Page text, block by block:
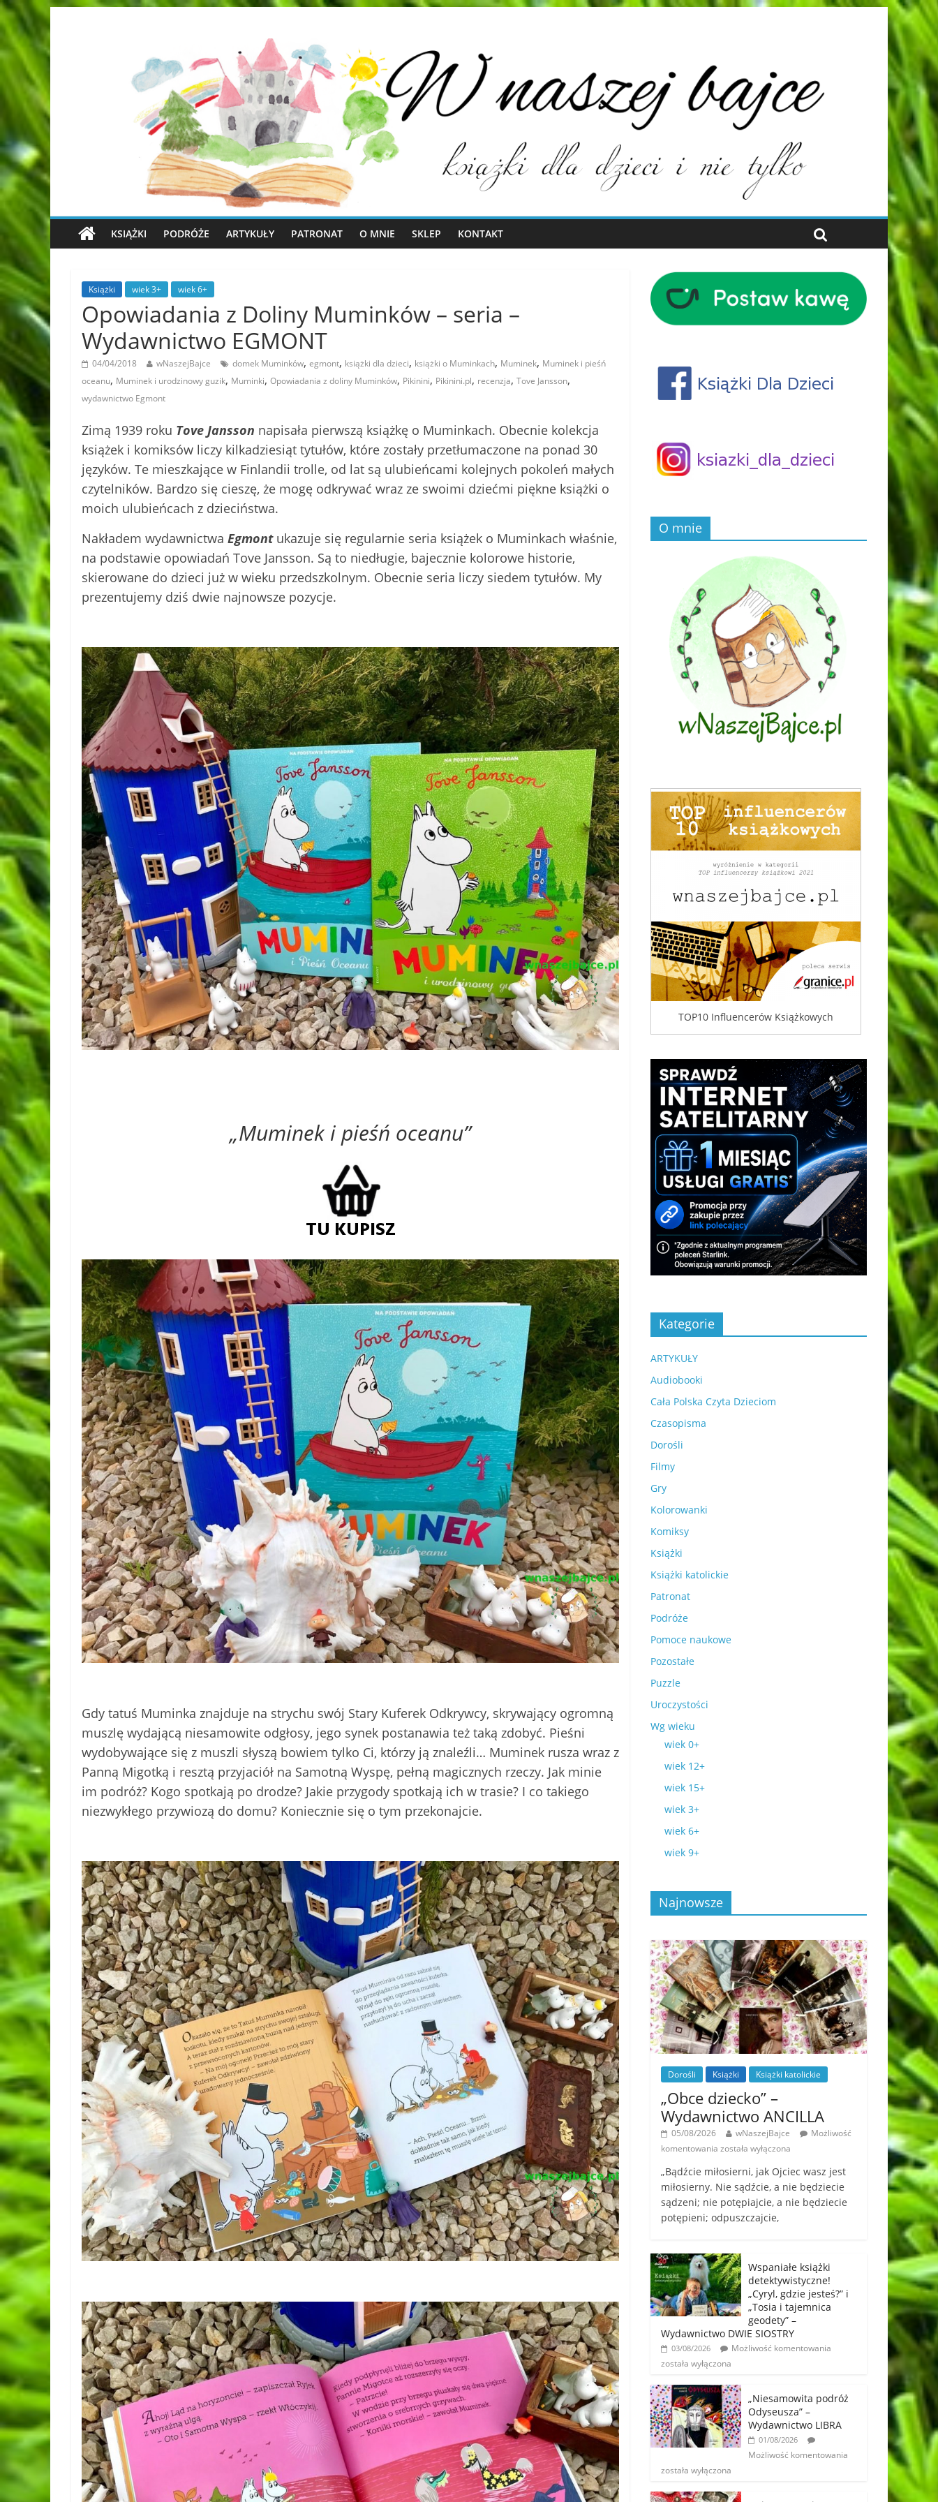
KSIĄŻKI PODRÓŻE ARTYKUŁY PATRONAT O MNIE SKLEP KONTAKT
Książki wiek 3+ wiek 6+
Opowiadania z Doliny Muminków – seria –
Wydawnictwo EGMONT
04/04/2018 wNaszejBajce domek Muminków, egmont, książki dla dzieci, książki o Muminkach, Muminek, Muminek i pieśń
oceanu, Muminek i urodzinowy guzik, Muminki, Opowiadania z doliny Muminków, Pikinini, Pikinini.pl, recenzja, Tove Jansson,
wydawnictwo Egmont
Zimą 1939 roku Tove Jansson napisała pierwszą książkę o Muminkach. Obecnie kolekcja
książek i komiksów liczy kilkadziesiąt tytułów, które zostały przetłumaczone na ponad 30
języków. Te mieszkające w Finlandii trolle, od lat są ulubieńcami kolejnych pokoleń małych
czytelników. Bardzo się cieszę, że mogę odkrywać wraz ze swoimi dziećmi piękne książki o
moich ulubieńcach z dzieciństwa.
Nakładem wydawnictwa Egmont ukazuje się regularnie seria książek o Muminkach właśnie,
na podstawie opowiadań Tove Jansson. Są to niedługie, bajecznie kolorowe historie,
skierowane do dzieci już w wieku przedszkolnym. Obecnie seria liczy siedem tytułów. My
prezentujemy dziś dwie najnowsze pozycje.
„Muminek i pieśń oceanu”
Gdy tatuś Muminka znajduje na strychu swój Stary Kuferek Odkrywcy, skrywający ogromną
muszlę wydającą niesamowite odgłosy, jego synek postanawia też taką zdobyć. Pieśni
wydobywające się z muszli słyszą bowiem tylko Ci, którzy ją znaleźli… Muminek rusza wraz z
Panną Migotką i resztą przyjaciół na Samotną Wyspę, pełną magicznych rzeczy. Jak minie
im podróż? Kogo spotkają po drodze? Jakie przygody spotkają ich w trasie? I co takiego
niezwykłego przywiozą do domu? Koniecznie się o tym przekonajcie.
O mnie
TOP10 Influencerów Książkowych
Kategorie
ARTYKUŁY
Audiobooki
Cała Polska Czyta Dzieciom
Czasopisma
Dorośli
Filmy
Gry
Kolorowanki
Komiksy
Książki
Książki katolickie
Patronat
Podróże
Pomoce naukowe
Pozostałe
Puzzle
Uroczystości
Wg wieku
wiek 0+
wiek 12+
wiek 15+
wiek 3+
wiek 6+
wiek 9+
Najnowsze
Dorośli Książki Książki katolickie
„Obce dziecko” –
Wydawnictwo ANCILLA
05/08/2026 wNaszejBajce
Możliwość
komentowania została wyłączona
„Bądźcie miłosierni, jak Ojciec wasz jest
miłosierny. Nie sądźcie, a nie będziecie
sądzeni; nie potępiajcie, a nie będziecie
potępieni; odpuszczajcie,
Wspaniałe książki
detektywistyczne!
„Cyryl, gdzie jesteś?” i
„Tosia i tajemnica
geodety” –
Wydawnictwo DWIE SIOSTRY
03/08/2026
Możliwość komentowania
została wyłączona
„Niesamowita podróż
Odyseusza” –
Wydawnictwo LIBRA
01/08/2026
Możliwość komentowania
została wyłączona